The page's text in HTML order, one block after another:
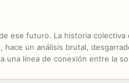
ese futuro. La historia colectiva
un análisis brutal,
una línea de conexión entre la